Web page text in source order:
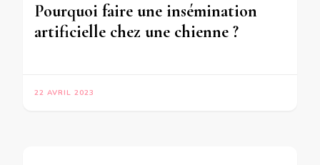
Pourquoi faire une insémination
artificielle chez une chienne ?
22 AVRIL 2023